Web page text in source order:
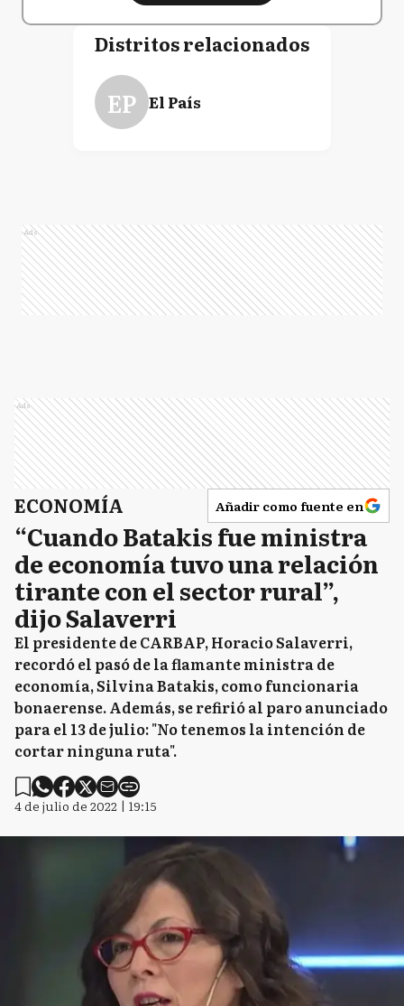
Distritos relacionados
EP El País
Ads
Ads
ECONOMÍA Añadir como fuente en
“Cuando Batakis fue ministra
de economía tuvo una relación
tirante con el sector rural”,
dijo Salaverri
El presidente de CARBAP, Horacio Salaverri,
recordó el pasó de la flamante ministra de
economía, Silvina Batakis, como funcionaria
bonaerense. Además, se refirió al paro anunciado
para el 13 de julio: "No tenemos la intención de
cortar ninguna ruta".
4 de julio de 2022 | 19:15